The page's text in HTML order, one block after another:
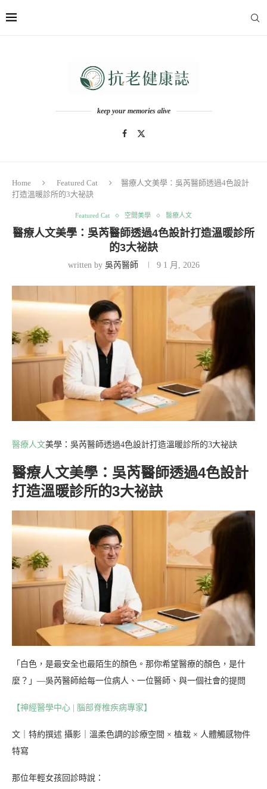
keep your memories alive
Home Featured Cat
醫療人文美學：吳芮醫師透過4色設計
打造溫暖診所的3大祕訣
Featured Cat 空間美學 醫療人文
醫療人文美學：吳芮醫師透過4色設計打造溫暖診所
的3大祕訣
written by 吳芮醫師 9 1 月, 2026
醫療人文美學：吳芮醫師透過4色設計打造溫暖診所的3大祕訣
醫療人文美學：吳芮醫師透過4色設計
打造溫暖診所的3大祕訣
「白色，是最安全也最陌生的顏色。那你希望醫療的顏色，是什
麼？」—吳芮醫師給每一位病人、一位醫師、與一個社會的提問
【神經醫學中心 | 腦部脊椎疾病專家】
文｜特約撰述 攝影｜溫柔色調的診療空間 × 植栽 × 人體觸感物件
特寫
那位年輕女孩回診時說：